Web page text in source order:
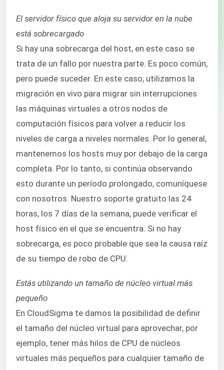
El servidor físico que aloja su servidor en la nube
está sobrecargado
Si hay una sobrecarga del host, en este caso se
trata de un fallo por nuestra parte. Es poco común,
pero puede suceder. En este caso, utilizamos la
migración en vivo para migrar sin interrupciones
las máquinas virtuales a otros nodos de
computación físicos para volver a reducir los
niveles de carga a niveles normales. Por lo general,
mantenemos los hosts muy por debajo de la carga
completa. Por lo tanto, si continúa observando
esto durante un período prolongado, comuníquese
con nosotros. Nuestro soporte gratuito las 24
horas, los 7 días de la semana, puede verificar el
host físico en el que se encuentra. Si no hay
sobrecarga, es poco probable que sea la causa raíz
de su tiempo de robo de CPU.
Estás utilizando un tamaño de núcleo virtual más
pequeño
En CloudSigma te damos la posibilidad de definir
el tamaño del núcleo virtual para aprovechar, por
ejemplo, tener más hilos de CPU de núcleos
virtuales más pequeños para cualquier tamaño de